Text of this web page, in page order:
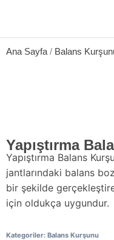
Ana Sayfa / Balans
Yapıştırma
Yapıştırma Balans
jantlarındaki balans
bir şekilde
için oldukça uygundur.
Kategoriler: Balans Kurşunu